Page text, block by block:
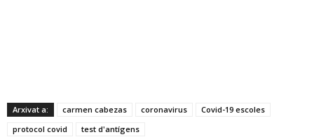
Arxivat a: carmen cabezas coronavirus
Covid-19 escoles
protocol covid
test d'antígens